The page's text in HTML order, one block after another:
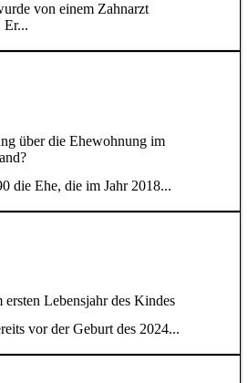
von einem Zahnarzt
Er...
über die Ehewohnung im
die Ehe, die im Jahr 2018...
Lebensjahr des Kindes
vor der Geburt des 2024...